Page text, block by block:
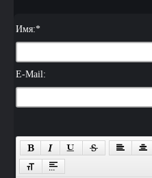
Имя:*
E-Mail: